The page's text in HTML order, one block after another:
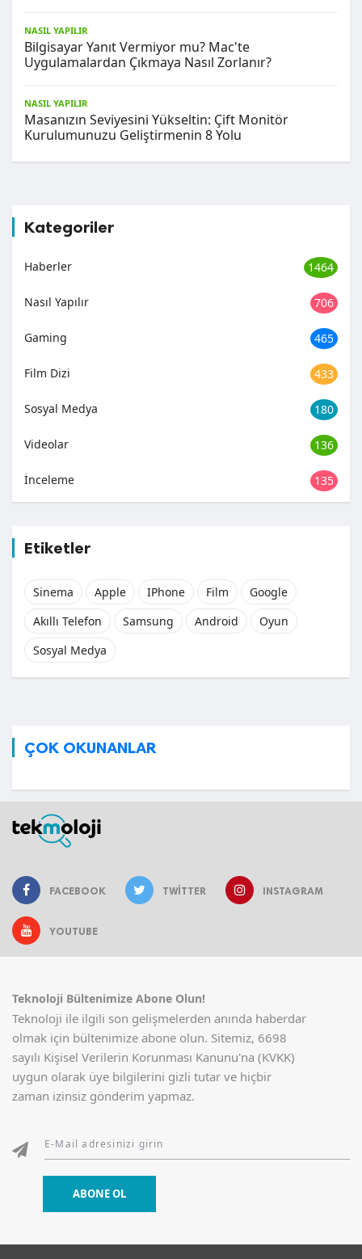
NASIL YAPILIR
Bilgisayar Yanıt Vermiyor mu? Mac'te
Uygulamalardan Çıkmaya Nasıl Zorlanır?
NASIL YAPILIR
Masanızın Seviyesini Yükseltin: Çift Monitör
Kurulumunuzu Geliştirmenin 8 Yolu
Kategoriler
Haberler 1464
Nasıl Yapılır 706
Gaming 465
Film Dizi 433
Sosyal Medya 180
Videolar 136
İnceleme 135
Etiketler
Sinema Apple IPhone Film
Google
Akıllı Telefon
Samsung Android
Oyun
Sosyal Medya
ÇOK OKUNANLAR
FACEBOOK TWITTER INSTAGRAM
YOUTUBE
Teknoloji Bültenimize Abone Olun!
Teknoloji ile ilgili son gelişmelerden anında haberdar
olmak için bültenimize abone olun. Sitemiz, 6698
sayılı Kişisel Verilerin Korunması Kanunu'na (KVKK)
uygun olarak üye bilgilerini gizli tutar ve hiçbir
zaman izinsiz gönderim yapmaz.
ABONE OL